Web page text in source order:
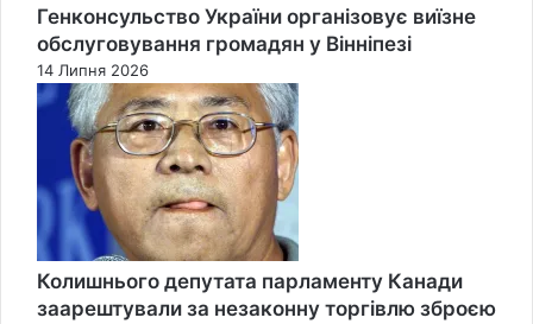
Генконсульство України організовує виїзне
обслуговування громадян у Вінніпезі
14 Липня 2026
Колишнього депутата парламенту Канади
заарештували за незаконну торгівлю зброєю